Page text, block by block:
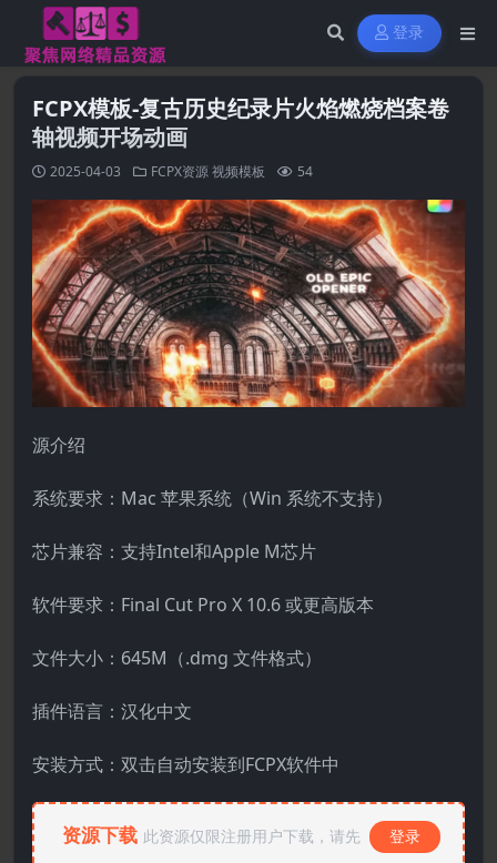
登录
FCPX模板-复古历史纪录片火焰燃烧档案卷
轴视频开场动画
2025-04-03 FCPX资源视频模板 54
源介绍
系统要求：Mac 苹果系统（Win 系统不支持）
芯片兼容：支持Intel和Apple M芯片
软件要求：Final Cut Pro X 10.6 或更高版本
文件大小：645M（.dmg 文件格式）
插件语言：汉化中文
安装方式：双击自动安装到FCPX软件中
资源下载 此资源仅限注册用户下载，请先 登录